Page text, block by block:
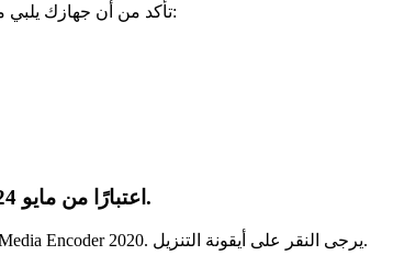
تأكد من أن جهازك يلبي معايير التكوين التالية حتى تتمكن من تثبيت البرنامج دون أي مشاكل:
تم تحديث رابط تنزيل Adobe Media Encoder 2020 اعتبارًا من مايو 2024.
يتوفر أدناه رابط التنزيل لتحديث Kashi لشهر مايو 2024 إلى Adobe Media Encoder 2020. يرجى النقر على أيقونة التنزيل.